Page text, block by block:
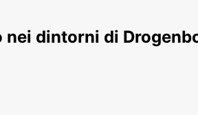
dintorni di